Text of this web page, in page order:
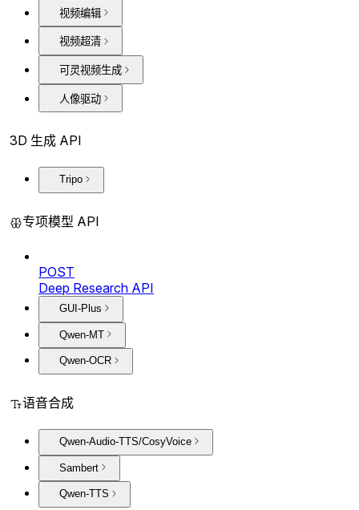
视频编辑
视频超清
可灵视频生成
人像驱动
3D 生成 API
Tripo
专项模型 API
POST
Deep Research API
GUI-Plus
Qwen-MT
Qwen-OCR
语音合成
Qwen-Audio-TTS/CosyVoice
Sambert
Qwen-TTS